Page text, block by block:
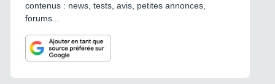
contenus : news, tests, avis, petites annonces,
forums...